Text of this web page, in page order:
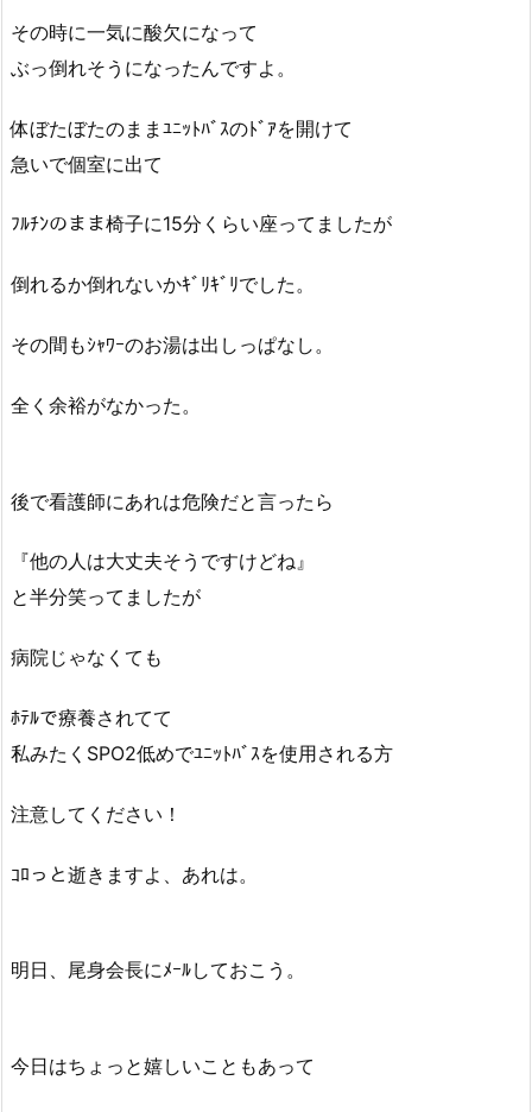
その時に一気に酸欠になって
ぶっ倒れそうになったんですよ。
体ぼたぼたのままﾕﾆｯﾄﾊﾞｽのﾄﾞｱを開けて
急いで個室に出て
ﾌﾙﾁﾝのまま椅子に15分くらい座ってましたが
倒れるか倒れないかｷﾞﾘｷﾞﾘでした。
その間もｼｬﾜｰのお湯は出しっぱなし。
全く余裕がなかった。
後で看護師にあれは危険だと言ったら
『他の人は大丈夫そうですけどね』
と半分笑ってましたが
病院じゃなくても
ﾎﾃﾙで療養されてて
私みたくSPO2低めでﾕﾆｯﾄﾊﾞｽを使用される方
注意してください！
ｺﾛっと逝きますよ、あれは。
明日、尾身会長にﾒｰﾙしておこう。
今日はちょっと嬉しいこともあって